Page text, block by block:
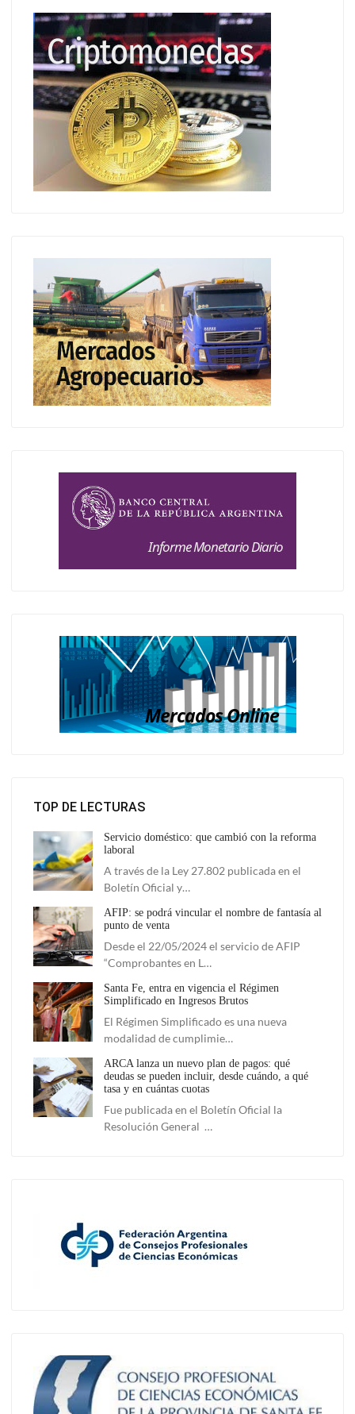
TOP DE LECTURAS
Servicio doméstico: que cambió con la reforma
laboral
A través de la Ley 27.802 publicada en el
Boletín Oficial y…
AFIP: se podrá vincular el nombre de fantasía al
punto de venta
Desde el 22/05/2024 el servicio de AFIP
“Comprobantes en L…
Santa Fe, entra en vigencia el Régimen
Simplificado en Ingresos Brutos
El Régimen Simplificado es una nueva
modalidad de cumplimie…
ARCA lanza un nuevo plan de pagos: qué
deudas se pueden incluir, desde cuándo, a qué
tasa y en cuántas cuotas
Fue publicada en el Boletín Oficial la
Resolución General …